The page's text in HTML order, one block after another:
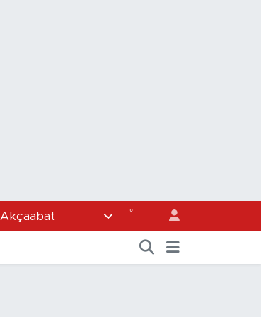
Akçaabat °